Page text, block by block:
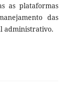
as plataformas
das
administrativo.